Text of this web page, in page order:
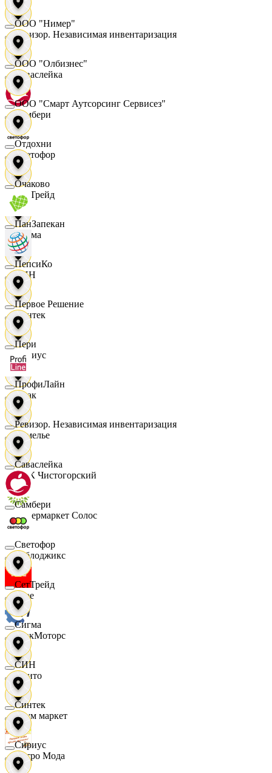
Ревизор. Независимая инвентаризация
Саваслейка
Самбери
Светофор
СетТрейд
Сигма
СИН
Синтек
Сириус
Смак
Сомелье
СПК Чистогорский
Супермаркет Солос
Таблоджикс
Твое
ТракМоторс
Фрито
Хоум маркет
Цетро Мода
ООО "Нимер"
ООО "Олбизнес"
ООО "Смарт Аутсорсинг Сервисез"
Отдохни
Очаково
ПанЗапекан
ПепсиКо
Первое Решение
Пери
ПрофиЛайн
Ревизор. Независимая инвентаризация
Саваслейка
Самбери
Светофор
СетТрейд
Сигма
СИН
Синтек
Сириус